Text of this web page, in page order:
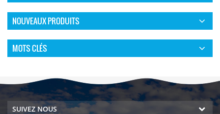
NOUVEAUX PRODUITS
MOTS CLÉS
SUIVEZ NOUS